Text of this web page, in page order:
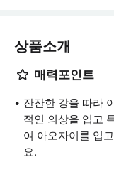
상품소개
매력포인트
잔잔한 강을 따라
적인 의상을 입고
여 아오자이를 입
요.